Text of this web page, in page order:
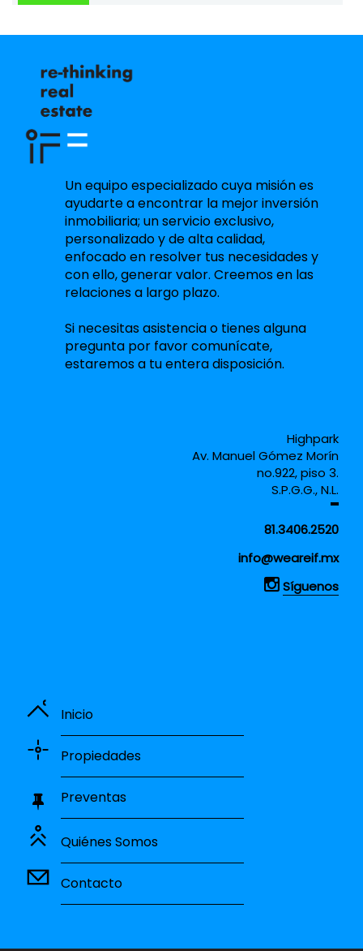
Un equipo especializado cuya misión es
ayudarte a encontrar la mejor inversión
inmobiliaria; un servicio exclusivo,
personalizado y de alta calidad,
enfocado en resolver tus necesidades y
con ello, generar valor. Creemos en las
relaciones a largo plazo.
Si necesitas asistencia o tienes alguna
pregunta por favor comunícate,
estaremos a tu entera disposición.
Highpark
Av. Manuel Gómez Morín
no.922, piso 3.
S.P.G.G., N.L.
81.3406.2520
info@weareif.mx
Síguenos
Inicio
Propiedades
Preventas
Quiénes Somos
Contacto